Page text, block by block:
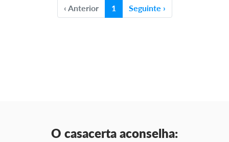
‹Anterior 1 Seguinte ›
O casacerta aconselha: